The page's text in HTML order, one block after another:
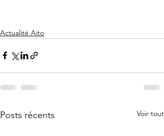
Actualité Aito
Posts récents Voir tout